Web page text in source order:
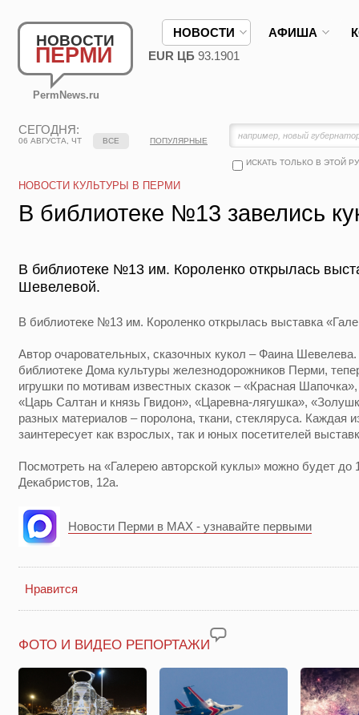
НОВОСТИ
ПЕРМИ
PermNews.ru
НОВОСТИ АФИША
EUR ЦБ 93.1901
СЕГОДНЯ:
06 АВГУСТА, ЧТ
ИСКАТЬ ТОЛЬКО В ЭТОЙ
ВСЕ ПОПУЛЯРНЫЕ
НОВОСТИ КУЛЬТУРЫ В ПЕРМИ
В библиотеке №13 завелись
В библиотеке №13 им. Короленко открылась
Шевелевой.
В библиотеке №13 им. Короленко открылась выставка
Автор очаровательных, сказочных кукол – Фаина
библиотеке Дома культуры железнодорожников Перми,
игрушки по мотивам известных сказок – «Красная
«Царь Салтан и князь Гвидон», «Царевна-лягушка»,
разных материалов – поролона, ткани, стекляруса. Каждая
заинтересует как взрослых, так и юных посетителей
Посмотреть на «Галерею авторской куклы» можно будет до
Декабристов, 12а.
Новости Перми в MAX - узнавайте первыми
Нравится
ФОТО И ВИДЕО РЕПОРТАЖИ